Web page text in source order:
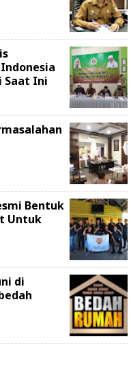
Saat Ini
Bentuk
Untuk
di